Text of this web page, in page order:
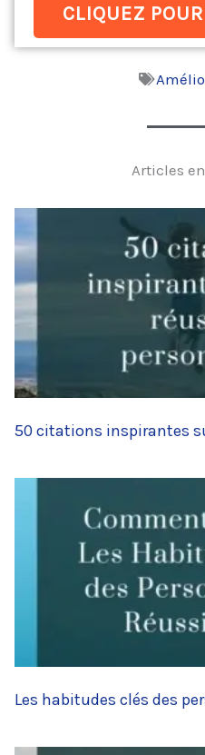
CLIQUEZ
Articles
50 citations inspirantes
Les habitudes clés des